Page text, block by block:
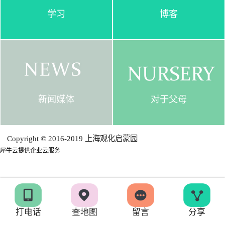
学习 博客
新闻媒体 对于父母
Copyright © 2016-2019 上海观化启蒙园
犀牛云提供企业云服务
打电话 查地图 留言 分享